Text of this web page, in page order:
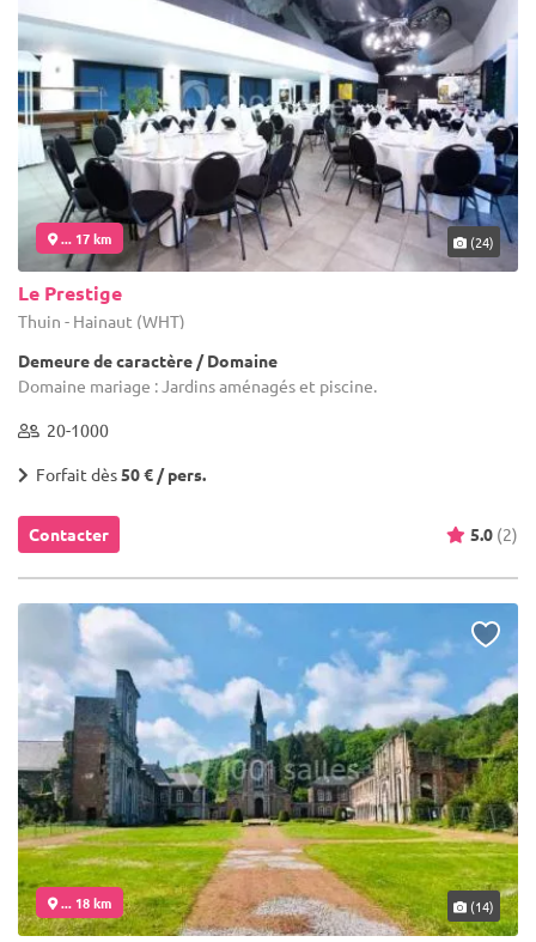
... 17 km (24)
Le Prestige
Thuin - Hainaut (WHT)
Demeure de caractère / Domaine
Domaine mariage : Jardins aménagés et piscine.
20-1000
Forfait dès50 € / pers.
Contacter 5.0 (2)
... 18 km (14)